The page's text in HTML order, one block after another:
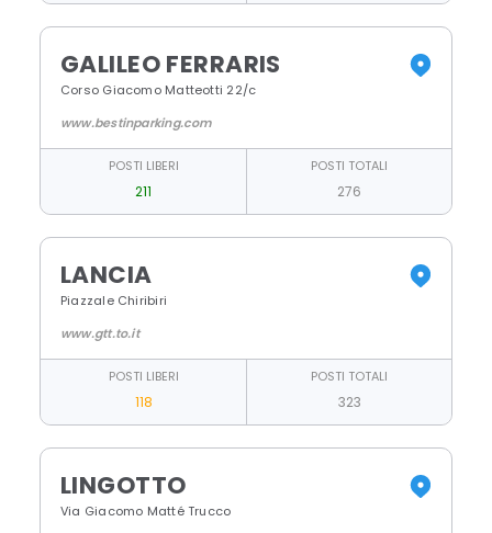
GALILEO FERRARIS
Corso Giacomo Matteotti 22/c
www.bestinparking.com
POSTI LIBERI
211
POSTI TOTALI
276
LANCIA
Piazzale Chiribiri
www.gtt.to.it
POSTI LIBERI
118
POSTI TOTALI
323
LINGOTTO
Via Giacomo Matté Trucco